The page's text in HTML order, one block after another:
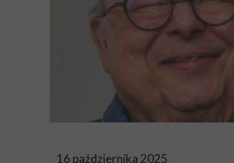
16 października 2025